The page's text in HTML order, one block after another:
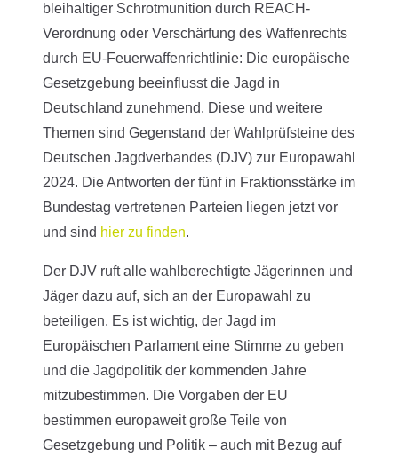
bleihaltiger Schrotmunition durch REACH-
Verordnung oder Verschärfung des Waffenrechts
durch EU-Feuerwaffenrichtlinie: Die europäische
Gesetzgebung beeinflusst die Jagd in
Deutschland zunehmend. Diese und weitere
Themen sind Gegenstand der Wahlprüfsteine des
Deutschen Jagdverbandes (DJV) zur Europawahl
2024. Die Antworten der fünf in Fraktionsstärke im
Bundestag vertretenen Parteien liegen jetzt vor
und sind hier zu finden.
Der DJV ruft alle wahlberechtigte Jägerinnen und
Jäger dazu auf, sich an der Europawahl zu
beteiligen. Es ist wichtig, der Jagd im
Europäischen Parlament eine Stimme zu geben
und die Jagdpolitik der kommenden Jahre
mitzubestimmen. Die Vorgaben der EU
bestimmen europaweit große Teile von
Gesetzgebung und Politik – auch mit Bezug auf